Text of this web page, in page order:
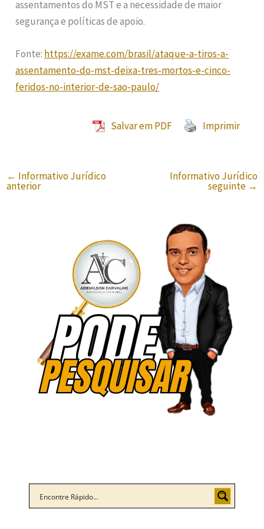
assentamentos do MST e a necessidade de maior
segurança e políticas de apoio.
Fonte: https://exame.com/brasil/ataque-a-tiros-a-
assentamento-do-mst-deixa-tres-mortos-e-cinco-
feridos-no-interior-de-sao-paulo/
Salvar em PDF Imprimir
← Informativo Jurídico
anterior
Informativo Jurídico
seguinte →